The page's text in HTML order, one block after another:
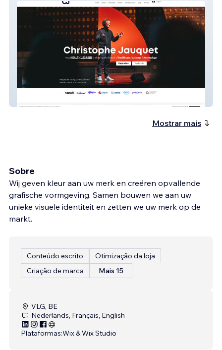
Mostrar mais
Sobre
Wij geven kleur aan uw merk en creëren opvallende
grafische vormgeving. Samen bouwen we aan uw
unieke visuele identiteit en zetten we uw merk op de
markt.
Conteúdo escrito
Otimização da loja
Criação de marca
Mais 15
VLG, BE
Nederlands, Français, English
Plataformas:Wix & Wix Studio